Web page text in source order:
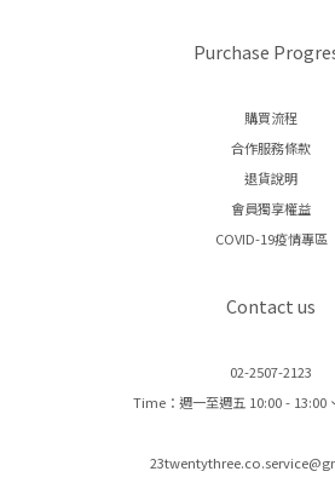
Purchase
購買流程
合作服務條款
退貨說明
會員獨享權益
COVID-19疫情專區
Contact us
02-2507-2123
Time：週一至週五 10:00 - 13:00